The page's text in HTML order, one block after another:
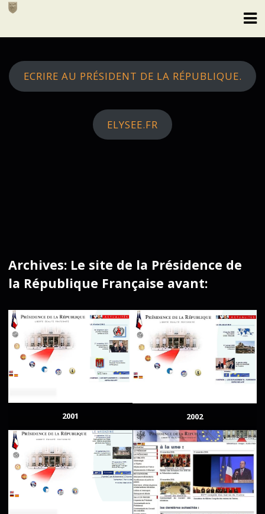
Skip
ECRIRE AU PRÉSIDENT DE LA RÉPUBLIQUE.
ELYSEE.FR
Archives: Le site de la Présidence de
la République Française avant:
2001 2002